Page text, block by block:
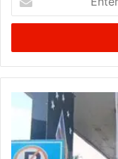
your
Email